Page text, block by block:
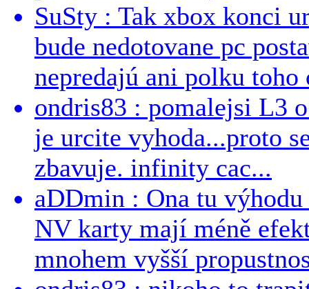
SuSty : Tak xbox konci
bude nedotovane pc
nepredajú ani polku toho
ondris83 : pomalejsi L3
je urcite vyhoda...proto
zbavuje. infinity cac...
aDDmin : Ona tu
NV karty mají méně
mnohem vyšší